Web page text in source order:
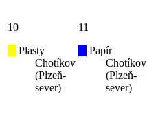
10
Plasty
Chotíkov
(Plzeň-
sever)
11
Papír
Chotíkov
(Plzeň-
sever)